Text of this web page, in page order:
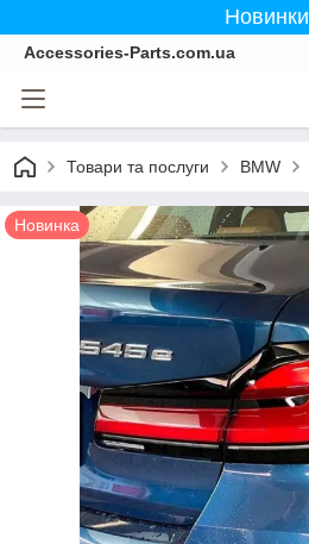
Новинки
Accessories-Parts.com.ua
Товари та послуги BMW
Новинка